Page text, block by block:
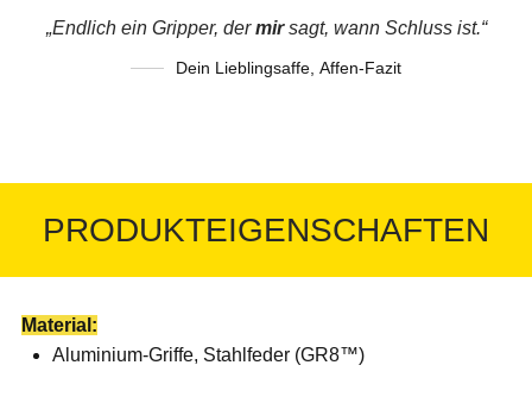
„Endlich ein Gripper, dermirsagt, wann Schluss ist.“
Dein Lieblingsaffe Affen-Fazit
PRODUKTEIGENSCHAFTEN
Material:
Aluminium-Griffe, Stahlfeder (GR8™)